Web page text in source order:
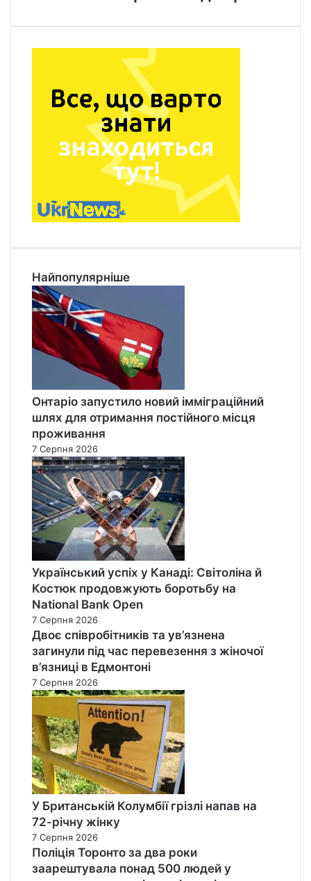
Найпопулярніше
Онтаріо запустило новий імміграційний
шлях для отримання постійного місця
проживання
7 Серпня 2026
Український успіх у Канаді: Світоліна й
Костюк продовжують боротьбу на
National Bank Open
7 Серпня 2026
Двоє співробітників та ув’язнена
загинули під час перевезення з жіночої
в’язниці в Едмонтоні
7 Серпня 2026
У Британській Колумбії грізлі напав на
72-річну жінку
7 Серпня 2026
Поліція Торонто за два роки
заарештувала понад 500 людей у